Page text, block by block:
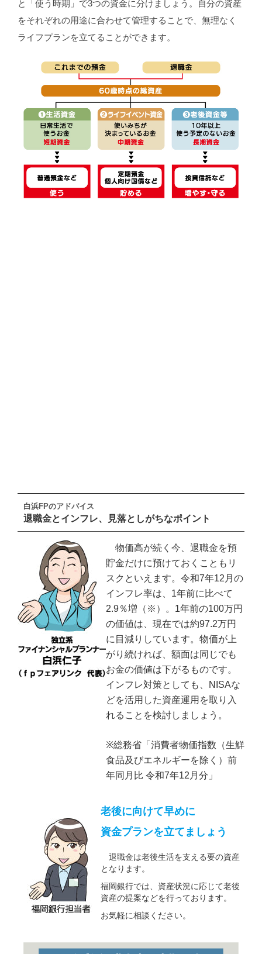
と「使う時期」で3つの資金に分けましょう。自分の資産
をそれぞれの用途に合わせて管理することで、無理なく
ライフプランを立てることができます。
白浜FPのアドバイス
退職金とインフレ、見落としがちなポイント
物価高が続く今、退職金を預
貯金だけに預けておくこともリ
スクといえます。令和7年12月の
インフレ率は、1年前に比べて
2.9％増（※）。1年前の100万円
の価値は、現在では約97.2万円
に目減りしています。物価が上
がり続ければ、額面は同じでも
お金の価値は下がるものです。
インフレ対策としても、NISAな
どを活用した資産運用を取り入
れることを検討しましょう。
※総務省「消費者物価指数（生鮮
食品及びエネルギーを除く）前
年同月比 令和7年12月分」
老後に向けて早めに
資金プランを立てましょう
退職金は老後生活を支える要の資産
となります。
福岡銀行では、資産状況に応じて老後
資産の提案などを行っております。
お気軽に相談ください。